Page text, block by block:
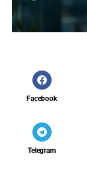
Facebook
Telegram